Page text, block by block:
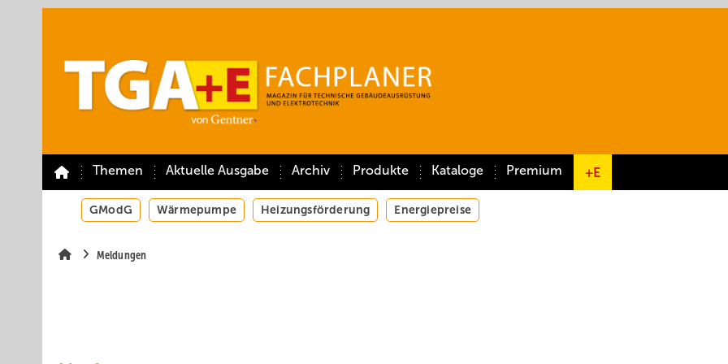
Themen Aktuelle Ausgabe Archiv Produkte Kataloge Premium +E
GModG Wärmepumpe Heizungsförderung Energiepreise
Meldungen